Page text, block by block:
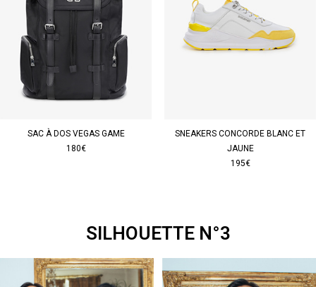
SAC À DOS VEGAS GAME
180€
SNEAKERS CONCORDE BLANC ET
JAUNE
195€
SILHOUETTE N°3